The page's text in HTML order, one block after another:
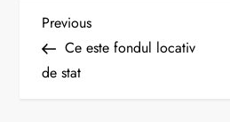
N
a
Previous
Post
Previous
Ce este fondul locativ
de stat